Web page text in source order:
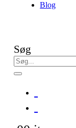
Blog
Søg